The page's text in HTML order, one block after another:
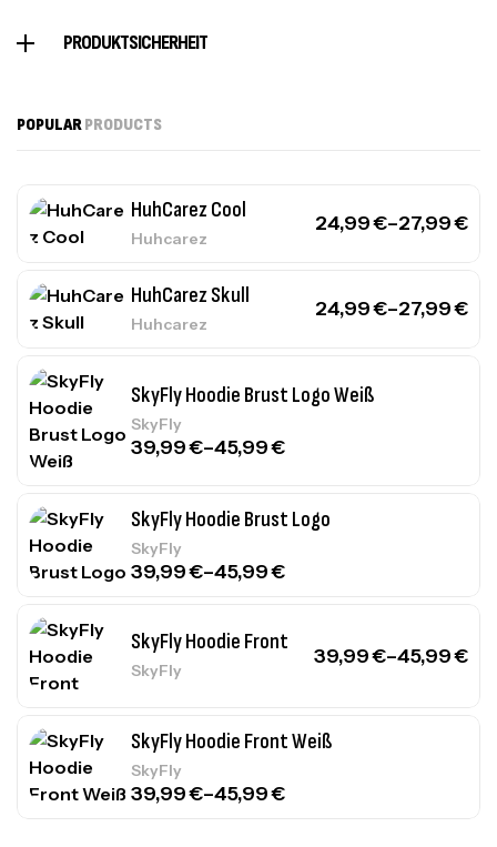
PRODUKTSICHERHEIT
POPULARPRODUCTS
HuhCarez Cool
Huhcarez
24,99€–27,99€
HuhCarez Skull
Huhcarez
24,99€–27,99€
SkyFly Hoodie Brust Logo Weiß
SkyFly
39,99€–45,99€
SkyFly Hoodie Brust Logo
SkyFly
39,99€–45,99€
SkyFly Hoodie Front
SkyFly
39,99€–45,99€
SkyFly Hoodie Front Weiß
SkyFly
39,99€–45,99€